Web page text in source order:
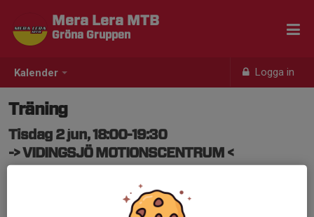
Kalender Logga in
Mera Lera MTB
Gröna Gruppen
Träning
Tisdag 2 jun, 18:00-19:30
-> VIDINGSJÖ MOTIONSCENTRUM <